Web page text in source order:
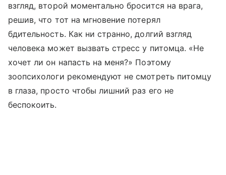
взгляд, второй моментально бросится на врага,
решив, что тот на мгновение потерял
бдительность. Как ни странно, долгий взгляд
человека может вызвать стресс у питомца. «Не
хочет ли он напасть на меня?» Поэтому
зоопсихологи рекомендуют не смотреть питомцу
в глаза, просто чтобы лишний раз его не
беспокоить.